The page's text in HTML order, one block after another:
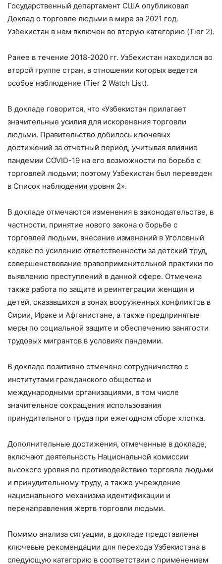
Государственный департамент США опубликовал
Доклад о торговле людьми в мире за 2021 год.
Узбекистан в нем включен во вторую категорию (Tier 2).
Ранее в течение 2018-2020 гг. Узбекистан находился во
второй группе стран, в отношении которых ведется
особое наблюдение (Tier 2 Watch List).
В докладе говорится, что «Узбекистан прилагает
значительные усилия для искоренения торговли
людьми. Правительство добилось ключевых
достижений за отчетный период, учитывая влияние
пандемии COVID-19 на его возможности по борьбе с
торговлей людьми; поэтому Узбекистан был переведен
в Список наблюдения уровня 2».
В докладе отмечаются изменения в законодательстве, в
частности, принятие нового закона о борьбе с
торговлей людьми, внесение изменений в Уголовный
кодекс по усилению ответственности за детский труд,
совершенствование правоприменительной практики по
выявлению преступлений в данной сфере. Отмечена
также работа по защите и реинтеграции женщин и
детей, оказавшихся в зонах вооруженных конфликтов в
Сирии, Ираке и Афганистане, а также предпринятые
меры по социальной защите и обеспечению занятости
трудовых мигрантов в условиях пандемии.
В докладе позитивно отмечено сотрудничество с
институтами гражданского общества и
международными организациями, в том числе
значительное сокращения использования
принудительного труда при ежегодном сборе хлопка.
Дополнительные достижения, отмеченные в докладе,
включают деятельность Национальной комиссии
высокого уровня по противодействию торговле людьми
и принудительному труду, а также учреждение
национального механизма идентификации и
перенаправления жертв торговли людьми.
Помимо анализа ситуации, в докладе представлены
ключевые рекомендации для перехода Узбекистана в
следующую категорию в соответствии с применением